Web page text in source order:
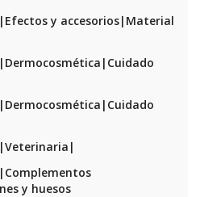
y accesorios|Material
y huesos